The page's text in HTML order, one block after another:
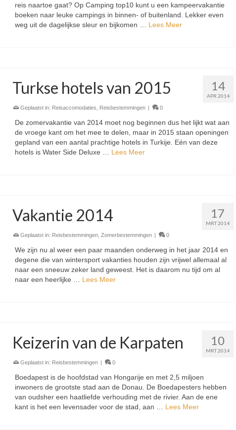
reis naartoe gaat? Op Camping top10 kunt u een kampeervakantie
boeken naar leuke campings in binnen- of buitenland. Lekker even
weg uit de dagelijkse sleur en bijkomen … Lees Meer
14
APR 2014
Turkse hotels van 2015
Geplaatst in: Reisaccomodaties, Reisbestemmingen 0
De zomervakantie van 2014 moet nog beginnen dus het lijkt wat aan
de vroege kant om het mee te delen, maar in 2015 staan openingen
gepland van een aantal prachtige hotels in Turkije. Eén van deze
hotels is Water Side Deluxe … Lees Meer
17
MRT 2014
Vakantie 2014
Geplaatst in: Reisbestemmingen,Zomerbestemmingen 0
We zijn nu al weer een paar maanden onderweg in het jaar 2014 en
degene die van wintersport vakanties houden zijn vrijwel allemaal al
naar een sneeuw zeker land geweest. Het is daarom nu tijd om al
naar een heerlijke … Lees Meer
10
MRT 2014
Keizerin van de Karpaten
Geplaatst in: Reisbestemmingen 0
Boedapest is de hoofdstad van Hongarije en met 2,5 miljoen
inwoners de grootste stad aan de Donau. De Boedapesters hebben
van oudsher een haatliefde verhouding met de rivier. Aan de ene
kant is het een levensader voor de stad, aan … Lees Meer